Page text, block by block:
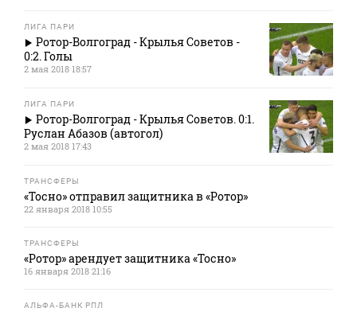
ЛИГА ПАРИ
Ротор-Волгоград - Крылья Советов -
0:2. Голы
2 мая 2018 18:57
ЛИГА ПАРИ
Ротор-Волгоград - Крылья Советов. 0:1.
Руслан Абазов (автогол)
2 мая 2018 17:43
ТРАНСФЕРЫ
«Тосно» отправил защитника в «Ротор»
22 января 2018 10:55
ТРАНСФЕРЫ
«Ротор» арендует защитника «Тосно»
16 января 2018 21:16
АЛЬФА-БАНК РПЛ